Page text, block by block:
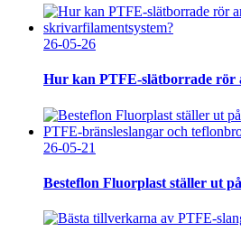
26-05-26
Hur kan PTFE-slätborrade rör
26-05-21
Besteflon Fluorplast ställer ut